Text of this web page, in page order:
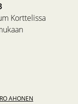
Korttelissa
AHONEN